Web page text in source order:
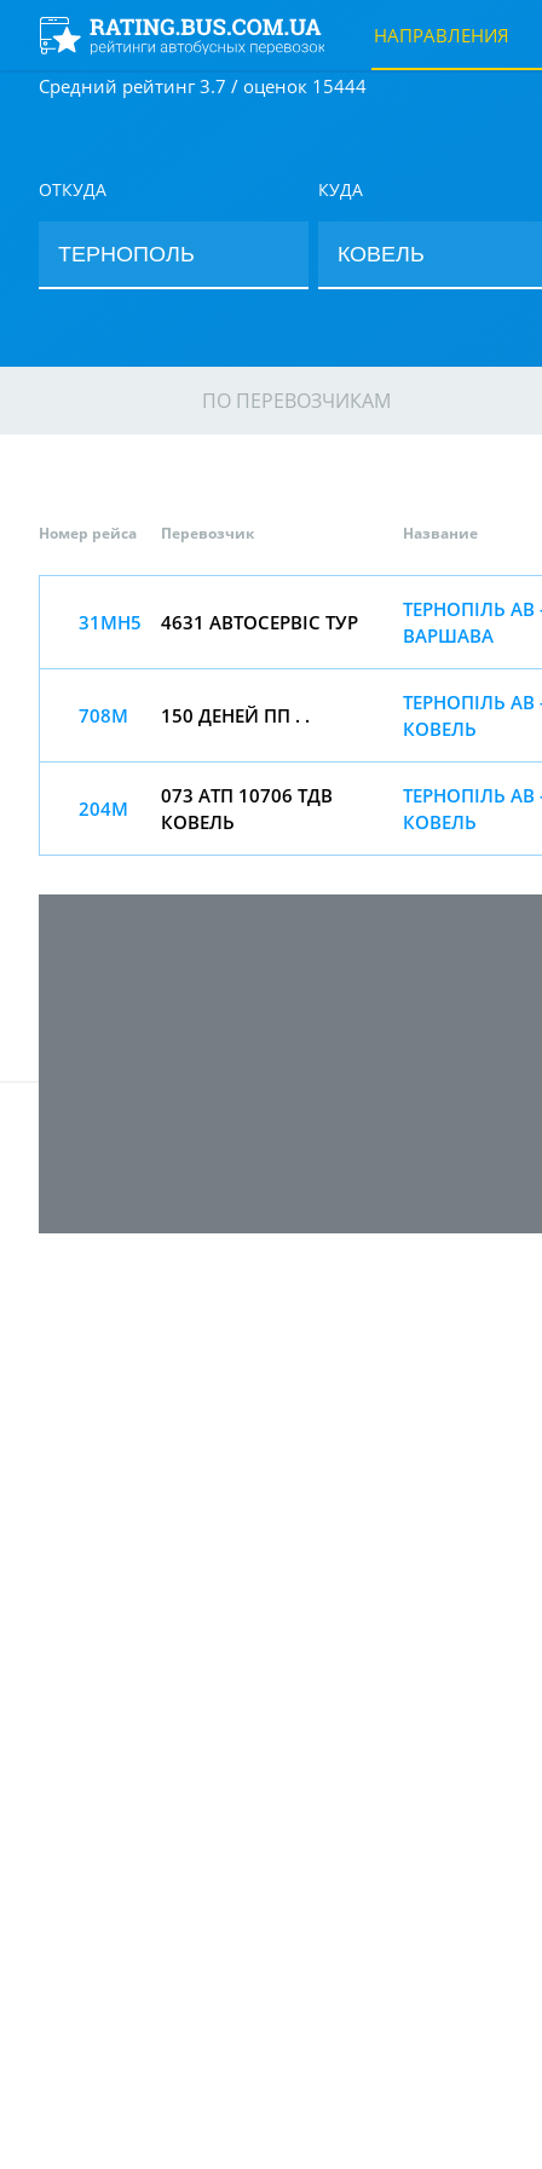
НАПРАВЛЕНИЯ
Средний рейтинг 3.7 / оценок 15444
ОТКУДА КУДА
ПО ПЕРЕВОЗЧИКАМ
Номер рейса Перевозчик Название
31МН5 4631 АВТОСЕРВІС ТУР
ТЕРНОПІЛЬ АВ
ВАРШАВА
708М 150 ДЕНЕЙ ПП . .
ТЕРНОПІЛЬ АВ
КОВЕЛЬ
204М
073 АТП 10706 ТДВ
КОВЕЛЬ
ТЕРНОПІЛЬ АВ
КОВЕЛЬ